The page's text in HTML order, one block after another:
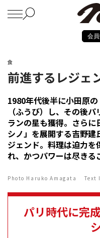
会
食
前進するレジェ
1980年代後半に小田原
（ふうび）し、その後
ランの星も獲得。さら
シノ」を展開する吉野
ジェンド。料理は迫力
れ、かつパワーは尽きる
Photo Haruko Amagata Text
パリ時代に完